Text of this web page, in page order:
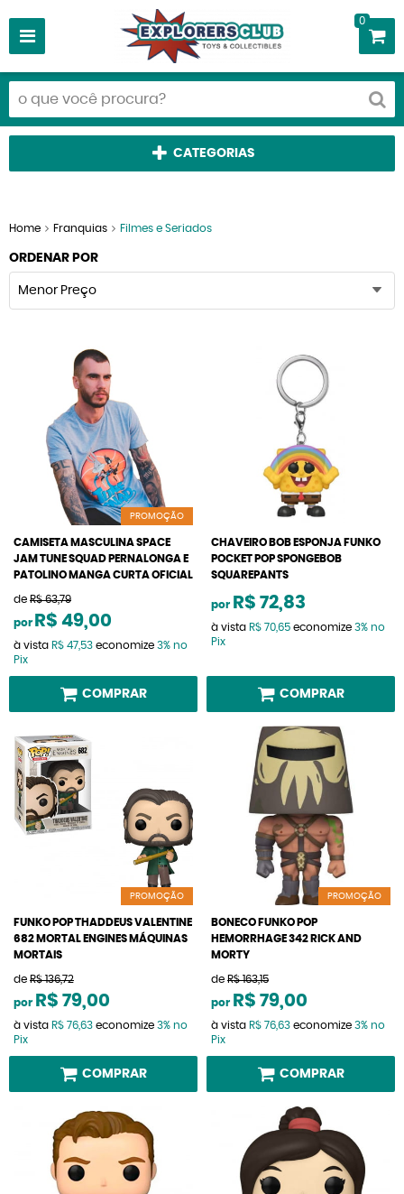
0
CATEGORIAS
Home Franquias Filmes e Seriados
ORDENAR POR
Menor Preço
PROMOÇÃO
CAMISETA MASCULINA SPACE
JAM TUNE SQUAD PERNALONGA E
PATOLINO MANGA CURTA OFICIAL
de R$ 63,79
por R$ 49,00
à vista R$ 47,53 economize 3% no
Pix
COMPRAR
CHAVEIRO BOB ESPONJA FUNKO
POCKET POP SPONGEBOB
SQUAREPANTS
por R$ 72,83
à vista R$ 70,65 economize 3% no
Pix
COMPRAR
PROMOÇÃO
FUNKO POP THADDEUS VALENTINE
682 MORTAL ENGINES MÁQUINAS
MORTAIS
de R$ 136,72
por R$ 79,00
à vista R$ 76,63 economize 3% no
Pix
COMPRAR
PROMOÇÃO
BONECO FUNKO POP
HEMORRHAGE 342 RICK AND
MORTY
de R$ 163,15
por R$ 79,00
à vista R$ 76,63 economize 3% no
Pix
COMPRAR